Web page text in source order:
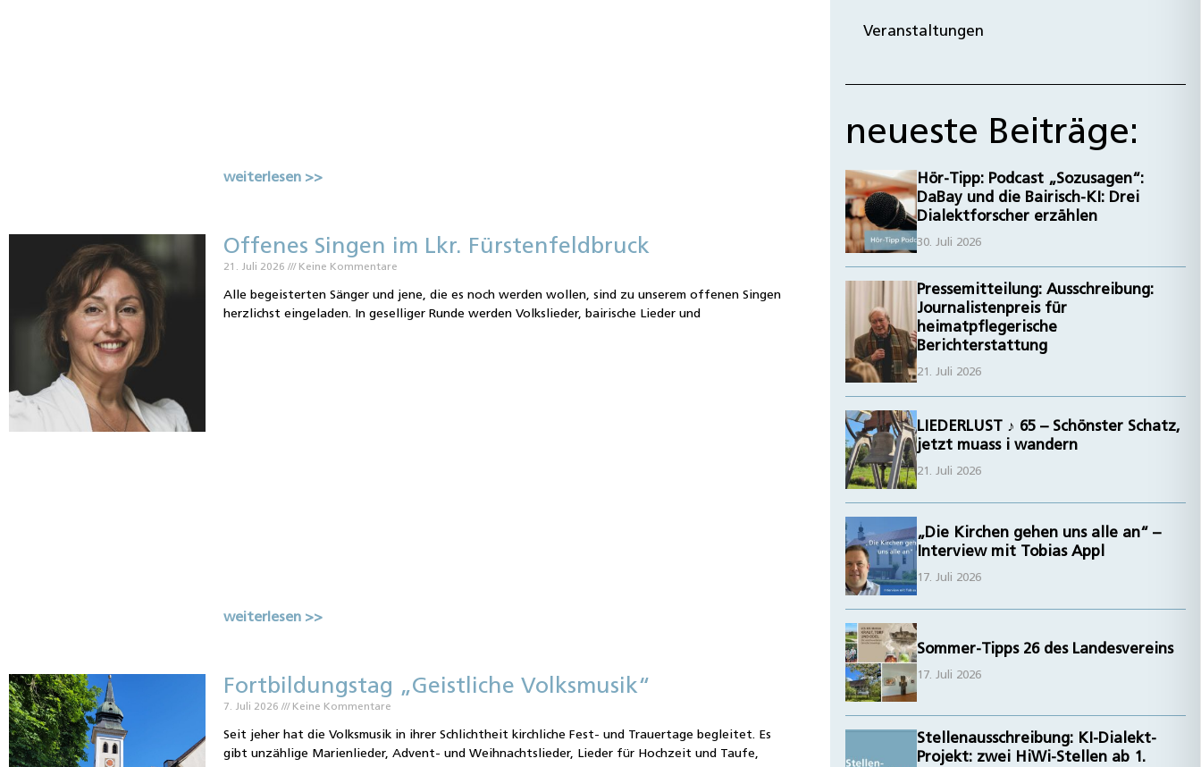
weiterlesen >>
Offenes Singen im Lkr. Fürstenfeldbruck
21. Juli 2026 Keine Kommentare
Alle begeisterten Sänger und jene, die es noch werden wollen, sind zu unserem offenen Singen
herzlichst eingeladen. In geselliger Runde werden Volkslieder, bairische Lieder und
weiterlesen >>
Fortbildungstag „Geistliche Volksmusik“
7. Juli 2026 Keine Kommentare
Seit jeher hat die Volksmusik in ihrer Schlichtheit kirchliche Fest- und Trauertage begleitet. Es
gibt unzählige Marienlieder, Advent- und Weihnachtslieder, Lieder für Hochzeit und Taufe,
Veranstaltungen
neueste Beiträge:
Hör-Tipp: Podcast „Sozusagen“:
DaBay und die Bairisch-KI: Drei
Dialektforscher erzählen
30. Juli 2026
Pressemitteilung: Ausschreibung:
Journalistenpreis für
heimatpflegerische
Berichterstattung
21. Juli 2026
LIEDERLUST ♪ 65 – Schönster Schatz,
jetzt muass i wandern
21. Juli 2026
„Die Kirchen gehen uns alle an“ –
Interview mit Tobias Appl
17. Juli 2026
Sommer-Tipps 26 des Landesvereins
17. Juli 2026
Stellenausschreibung: KI-Dialekt-
Projekt: zwei HiWi-Stellen ab 1.